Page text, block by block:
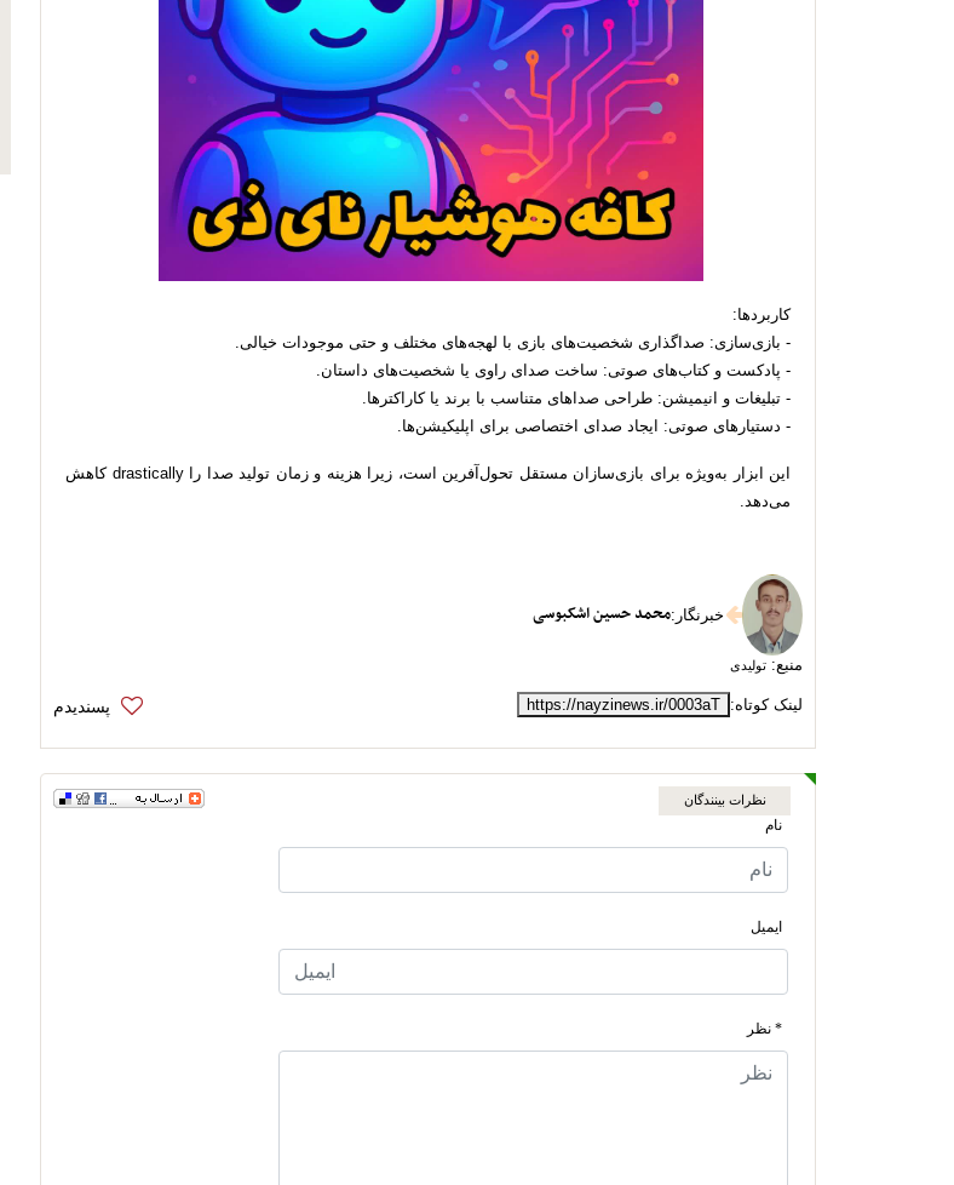
کاربردها:
- بازی‌سازی: صداگذاری شخصیت‌های بازی با لهجه‌های مختلف و حتی موجودات خیالی.
- پادکست و کتاب‌های صوتی: ساخت صدای راوی یا شخصیت‌های داستان.
- تبلیغات و انیمیشن: طراحی صداهای متناسب با برند یا کاراکترها.
- دستیارهای صوتی: ایجاد صدای اختصاصی برای اپلیکیشن‌ها.
این ابزار به‌ویژه برای بازی‌سازان مستقل تحول‌آفرین است، زیرا هزینه و زمان تولید صدا را drastically کاهش
می‌دهد.
خبرنگار :محمد حسین اشکبوسی
منبع: تولیدی
لینک کوتاه: https://nayzinews.ir/0003aT
نظرات بینندگان
نام
ایمیل
* نظر